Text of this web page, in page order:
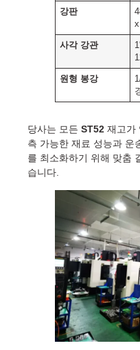
강판
사각 강관
원형 봉강
당사는 모든 ST52 재고가
측 가능한 재료 성능과 운
를 최소화하기 위해 맞춤
습니다.